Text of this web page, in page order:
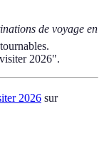
de voyage en
2026".
2026 sur